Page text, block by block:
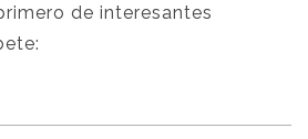
de interesantes